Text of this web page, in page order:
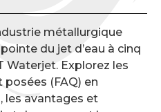
métallurgique
du jet d’eau à cinq
Waterjet. Explorez les
(FAQ) en
les avantages et